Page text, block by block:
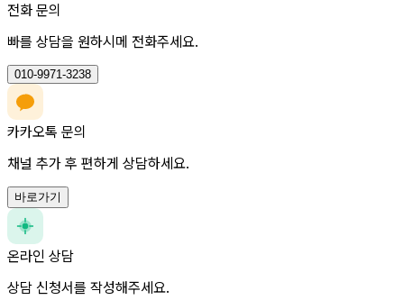
전화 문의
빠를 상담을 원하시메 전화주세요.
010-9971-3238
카카오톡 문의
채널 추가 후 편하게 상담하세요.
바로가기
온라인 상담
상담 신청서를 작성해주세요.